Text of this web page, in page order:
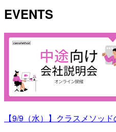
EVENTS
【9/9（水）】クラスメソッ